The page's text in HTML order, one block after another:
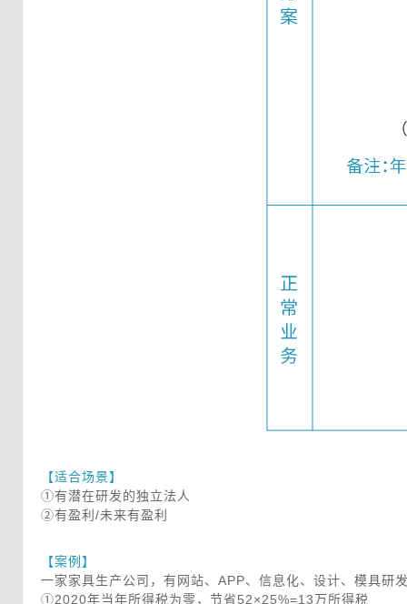
【适合场景】
①有潜在研发的独立法人
②有盈利/未来有盈利
【案例】
一家家具生产公司，有网站、APP、信息化、设计、模具
①2020年当年所得税为零，节省52×25%=13万所得税